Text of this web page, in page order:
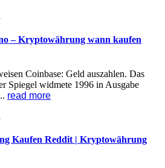
– Kryptowährung wann kaufen
Coinbase: Geld auszahlen. Das
Spiegel widmete 1996 in Ausgabe
read more
Kaufen Reddit | Kryptowährung